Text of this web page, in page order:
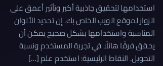
استخدامها لتحقيق جاذبية أكبر وتأثير أعمق على
الزوار لموقع الويب الخاص بك. إن تحديد الألوان
المناسبة واستخدامها بشكل صحيح يمكن أن
يحقق فرقًا هائلًا في تجربة المستخدم ونسبة
التحويل. النقاط الرئيسية: استخدم علم […]